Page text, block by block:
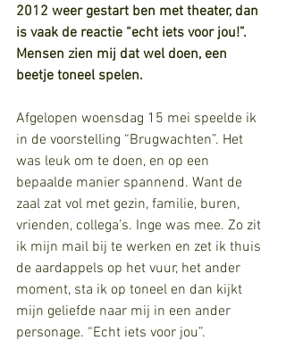
2012 weer gestart ben met theater, dan
is vaak de reactie “echt iets voor jou!”.
Mensen zien mij dat wel doen, een
beetje toneel spelen.
Afgelopen woensdag 15 mei speelde ik
in de voorstelling “Brugwachten”. Het
was leuk om te doen, en op een
bepaalde manier spannend. Want de
zaal zat vol met gezin, familie, buren,
vrienden, collega’s. Inge was mee. Zo zit
ik mijn mail bij te werken en zet ik thuis
de aardappels op het vuur, het ander
moment, sta ik op toneel en dan kijkt
mijn geliefde naar mij in een ander
personage. “Echt iets voor jou”.